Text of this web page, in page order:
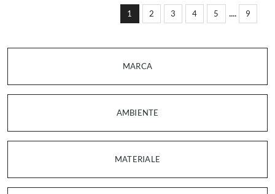
MARCA
AMBIENTE
MATERIALE
1 2 3 4 5 .... 9